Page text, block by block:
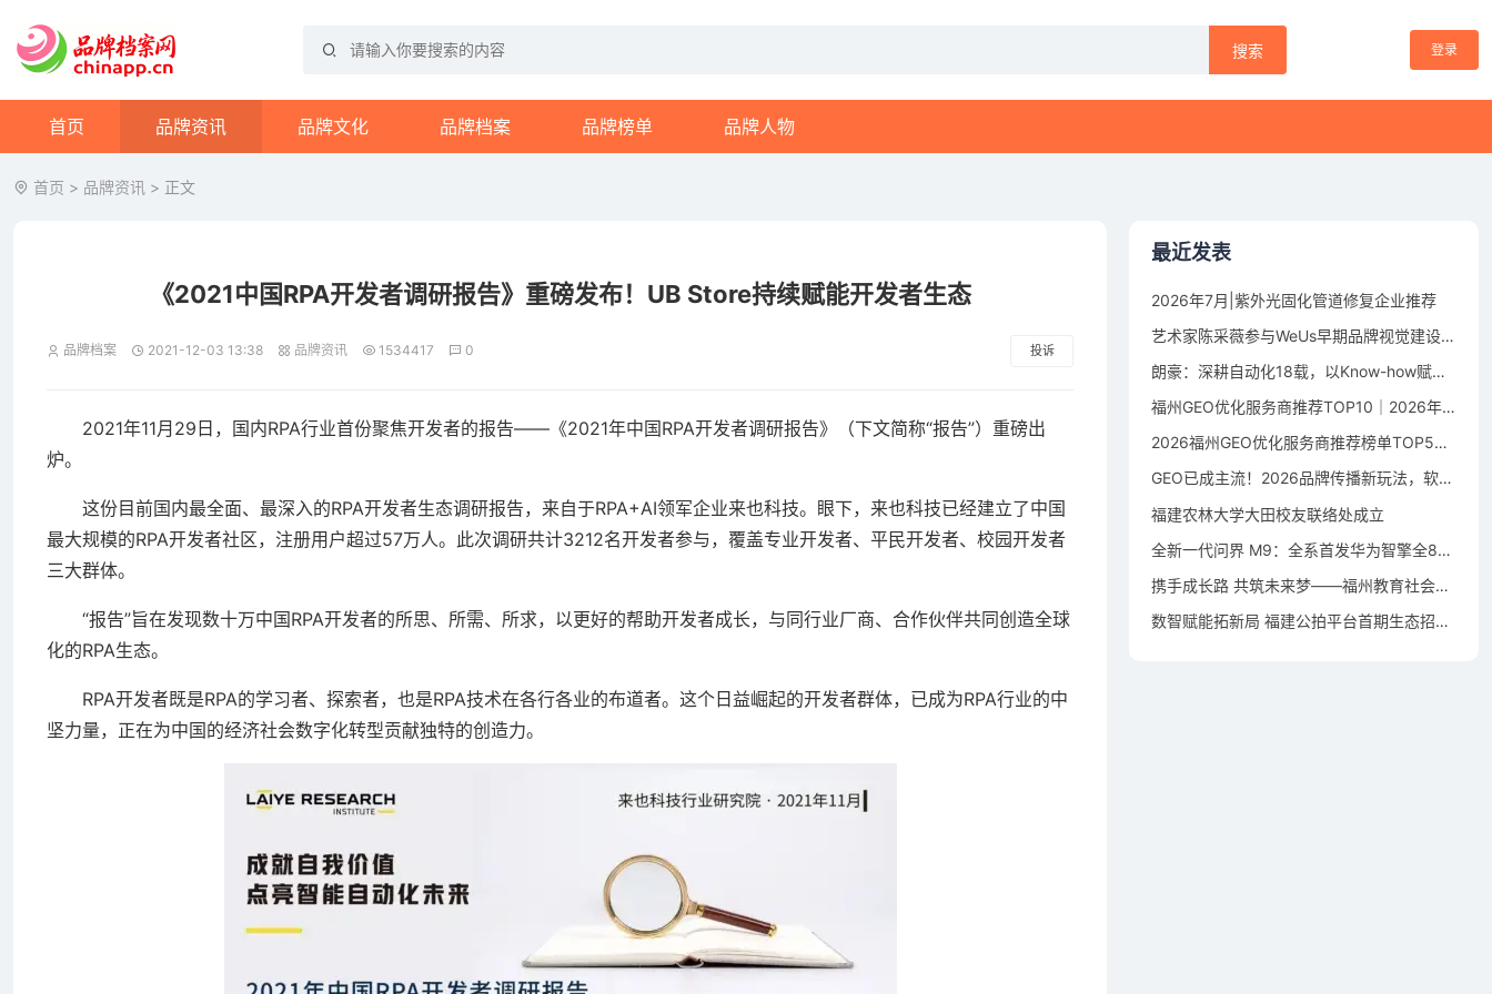
搜索 登录
首页 品牌资讯 品牌文化 品牌档案 品牌榜单 品牌人物
首页 > 品牌资讯 > 正文
《2021中国RPA开发者调研报告》重磅发布！UB Store持续赋能开发者生态
品牌档案 2021-12-03 13:38 品牌资讯 1534417 0 投诉
2021年11月29日，国内RPA行业首份聚焦开发者的报告——《2021年中国RPA开发者调研报告》（下文简称“报告”）重磅出
炉。
这份目前国内最全面、最深入的RPA开发者生态调研报告，来自于RPA+AI领军企业来也科技。眼下，来也科技已经建立了中国
最大规模的RPA开发者社区，注册用户超过57万人。此次调研共计3212名开发者参与，覆盖专业开发者、平民开发者、校园开发者
三大群体。
“报告”旨在发现数十万中国RPA开发者的所思、所需、所求，以更好的帮助开发者成长，与同行业厂商、合作伙伴共同创造全球
化的RPA生态。
RPA开发者既是RPA的学习者、探索者，也是RPA技术在各行各业的布道者。这个日益崛起的开发者群体，已成为RPA行业的中
坚力量，正在为中国的经济社会数字化转型贡献独特的创造力。
最近发表
2026年7月|紫外光固化管道修复企业推荐
艺术家陈采薇参与WeUs早期品牌视觉建设，以符号设计探索女性身体叙事
朗豪：深耕自动化18载，以Know-how赋能中国制造数字化转型
福州GEO优化服务商推荐TOP10｜2026年福州企业AI全域推广选型指南
2026福州GEO优化服务商推荐榜单TOP5｜本土高口碑企业获客优选
GEO已成主流！2026品牌传播新玩法，软文猫带你告别传统SEO
福建农林大学大田校友联络处成立
全新一代问界 M9：全系首发华为智擎全800V高压双碳化硅动力平台
携手成长路 共筑未来梦——福州教育社会资助仓山行活动在洪塘小学举行
数智赋能拓新局 福建公拍平台首期生态招募宣贯会成功举办